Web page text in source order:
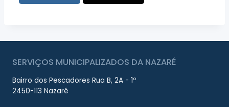
SERVIÇOS MUNICIPALIZADOS DA NAZARÉ
Bairro dos Pescadores Rua B, 2A - 1º
2450-113 Nazaré